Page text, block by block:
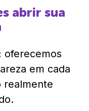
abrir sua
oferecemos
em cada
realmente